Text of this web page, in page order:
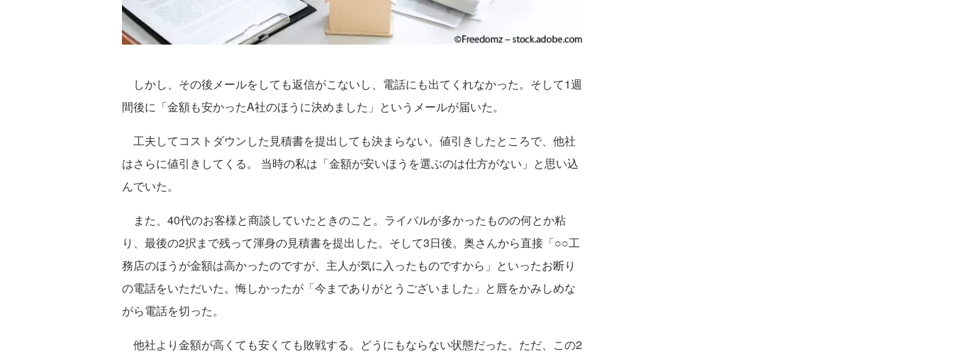
しかし、その後メールをしても返信がこないし、電話にも出てくれなかった。そして1週
間後に「金額も安かったA社のほうに決めました」というメールが届いた。
工夫してコストダウンした見積書を提出しても決まらない。値引きしたところで、他社
はさらに値引きしてくる。 当時の私は「金額が安いほうを選ぶのは仕方がない」と思い込
んでいた。
また、40代のお客様と商談していたときのこと。ライバルが多かったものの何とか粘
り、最後の2択まで残って渾身の見積書を提出した。そして3日後。奥さんから直接「○○工
務店のほうが金額は高かったのですが、主人が気に入ったものですから」といったお断り
の電話をいただいた。悔しかったが「今までありがとうございました」と唇をかみしめな
がら電話を切った。
他社より金額が高くても安くても敗戦する。どうにもならない状態だった。ただ、この2